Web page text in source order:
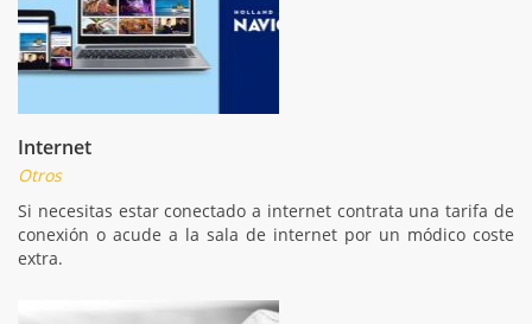
Internet
Otros
Si necesitas estar conectado a internet contrata una tarifa de
conexión o acude a la sala de internet por un módico coste
extra.